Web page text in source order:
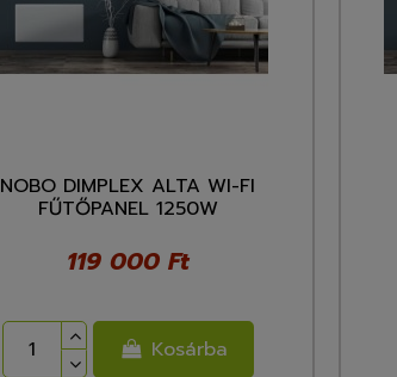
NOBO DIMPLEX ALTA WI-FI
FŰTŐPANEL 1250W
119 000 Ft
Kosárba